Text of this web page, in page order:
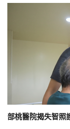
部桃醫院揭失智